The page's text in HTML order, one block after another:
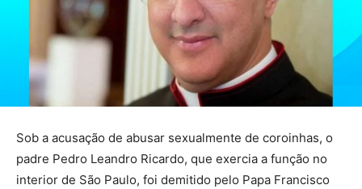
Sob a acusação de abusar sexualmente de coroinhas, o
padre Pedro Leandro Ricardo, que exercia a função no
interior de São Paulo, foi demitido pelo Papa Francisco